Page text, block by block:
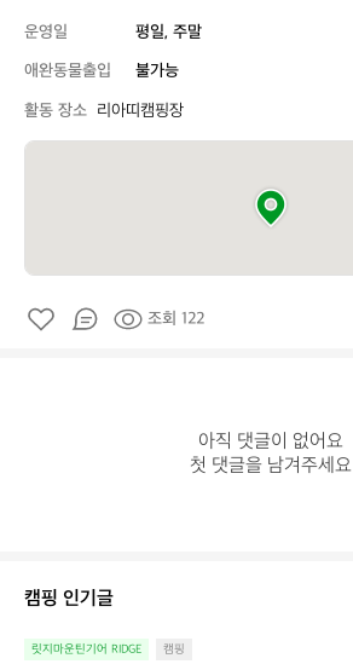
운영일
평일, 주말
애완동물출입
불가능
활동 장소 리아띠캠핑장
조회 122
아직 댓글이 없어요
첫 댓글을 남겨주세요
캠핑 인기글
릿지마운틴기어 RIDGE 캠핑